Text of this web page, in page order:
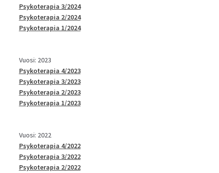
Psykoterapia 3/2024
Psykoterapia 2/2024
Psykoterapia 1/2024
Vuosi: 2023
Psykoterapia 4/2023
Psykoterapia 3/2023
Psykoterapia 2/2023
Psykoterapia 1/2023
Vuosi: 2022
Psykoterapia 4/2022
Psykoterapia 3/2022
Psykoterapia 2/2022